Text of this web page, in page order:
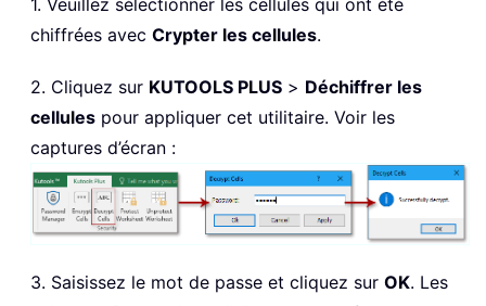
1. Veuillez sélectionner les cellules qui ont été
chiffrées avec Crypter les cellules.
2. Cliquez sur KUTOOLS PLUS > Déchiffrer les
cellules pour appliquer cet utilitaire. Voir les
captures d’écran :
3. Saisissez le mot de passe et cliquez sur OK. Les